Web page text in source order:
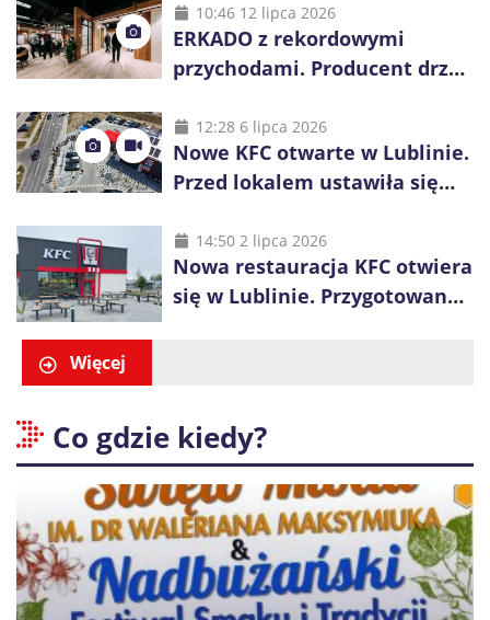
10:46 12 lipca 2026
ERKADO z rekordowymi
przychodami. Producent drzwi
inwestycje
12:28 6 lipca 2026
Nowe KFC otwarte w Lublinie.
Przed lokalem ustawiła się
14:50 2 lipca 2026
Nowa restauracja KFC otwiera
się w Lublinie. Przygotowano
Więcej
Co gdzie kiedy?